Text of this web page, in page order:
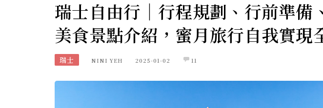
瑞士自由行｜行程規劃、行前準備
美食景點介紹，蜜月旅行自我實現
瑞士 NINI YEH 2025-01-02 11